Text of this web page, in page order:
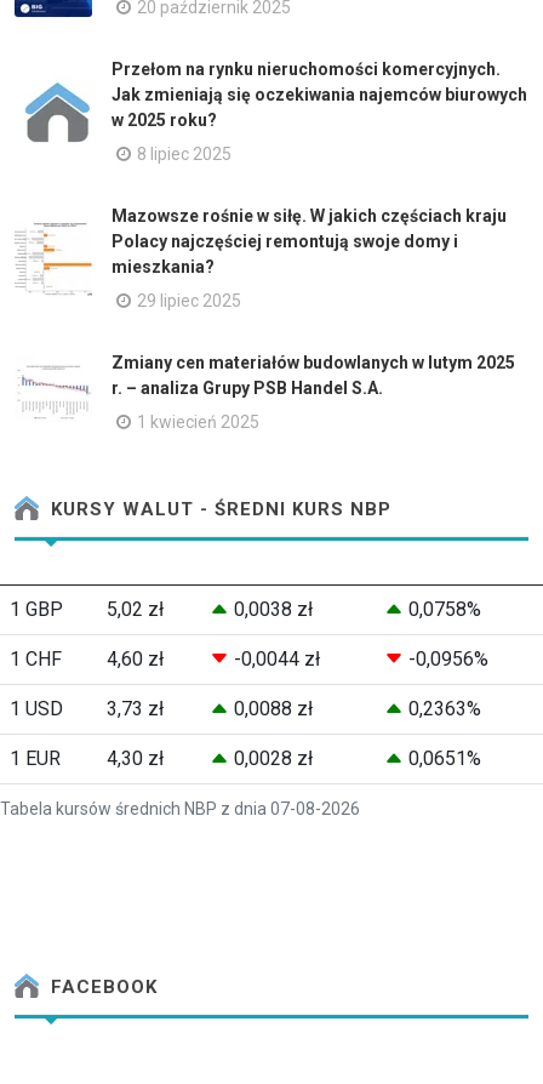
20 październik 2025
Przełom na rynku nieruchomości komercyjnych.
Jak zmieniają się oczekiwania najemców biurowych
w 2025 roku?
8 lipiec 2025
Mazowsze rośnie w siłę. W jakich częściach kraju
Polacy najczęściej remontują swoje domy i
mieszkania?
29 lipiec 2025
Zmiany cen materiałów budowlanych w lutym 2025
r. – analiza Grupy PSB Handel S.A.
1 kwiecień 2025
KURSY WALUT - ŚREDNI KURS NBP
Tabela kursów średnich NBP z dnia 07-08-2026
1 GBP 5,02 zł 0,0038 zł 0,0758%
1 CHF 4,60 zł -0,0044 zł -0,0956%
1 USD 3,73 zł 0,0088 zł 0,2363%
1 EUR 4,30 zł 0,0028 zł 0,0651%
FACEBOOK